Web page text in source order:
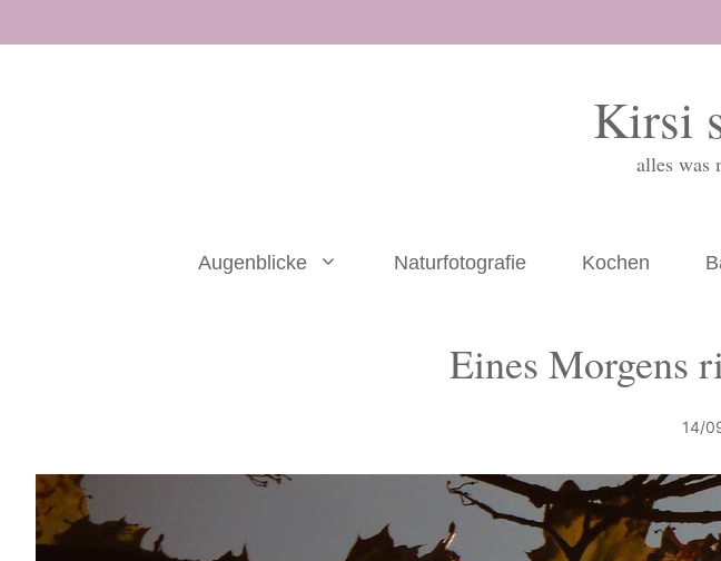
Inhalt
Kirsi
alles was
Augenblicke Naturfotografie Kochen
Eines Morgens
14/